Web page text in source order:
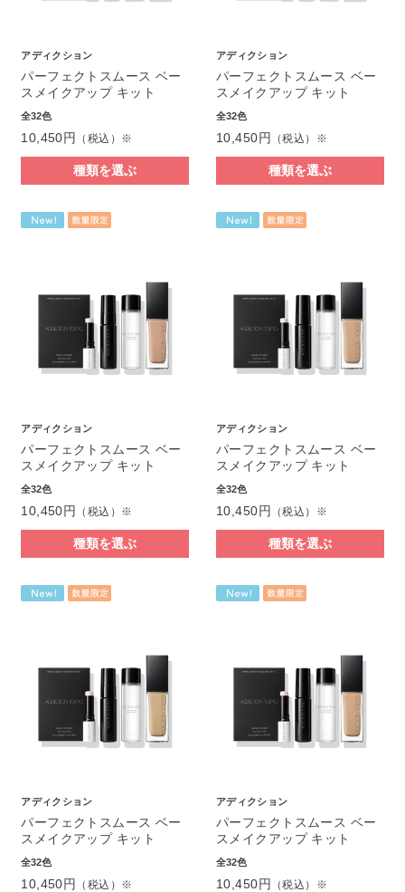
アディクション
パーフェクトスムース ベー
スメイクアップ キット
全32色
10,450円 （税込）※
種類を選ぶ
アディクション
パーフェクトスムース ベー
スメイクアップ キット
全32色
10,450円 （税込）※
種類を選ぶ
アディクション
パーフェクトスムース ベー
スメイクアップ キット
全32色
10,450円 （税込）※
種類を選ぶ
アディクション
パーフェクトスムース ベー
スメイクアップ キット
全32色
10,450円 （税込）※
種類を選ぶ
アディクション
パーフェクトスムース ベー
スメイクアップ キット
全32色
10,450円 （税込）※
アディクション
パーフェクトスムース ベー
スメイクアップ キット
全32色
10,450円 （税込）※